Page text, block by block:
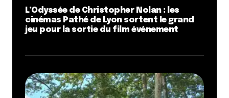
L’Odyssée de Christopher Nolan : les
cinémas Pathé de Lyon sortent le grand
jeu pour la sortie du film événement